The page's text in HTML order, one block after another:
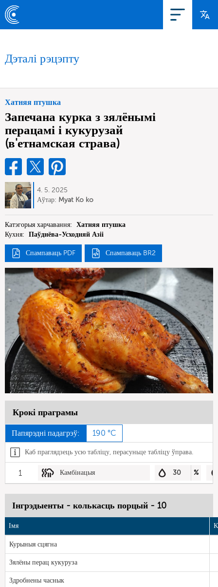
Дэталі рэцэпту
Хатняя птушка
Запечана курка з зялёнымі
перацамі і кукурузай
(в'етнамская страва)
4. 5. 2025
Аўтар: Myat Ko ko
Катэгорыя харчавання: Хатняя птушка
Кухня: Паўднёва-Усходняй Азіі
Спампаваць PDF Спампаваць BR2
Крокі праграмы
Папярэдні падагрэў: 190 °C
Каб праглядзець усю табліцу, перасуньце табліцу ўправа.
1 Камбінацыя 30 %
Інгрэдыенты - колькасць порцый - 10
Імя
Курыныя сцягна
Зялёны перац кукуруза
Здробнены часнык